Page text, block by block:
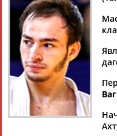
Аслаудин
АБАЕВ
Елена
Дмитрий
АБАРЕНОВ
Тамилла
АБАСОВА
Дзюдо